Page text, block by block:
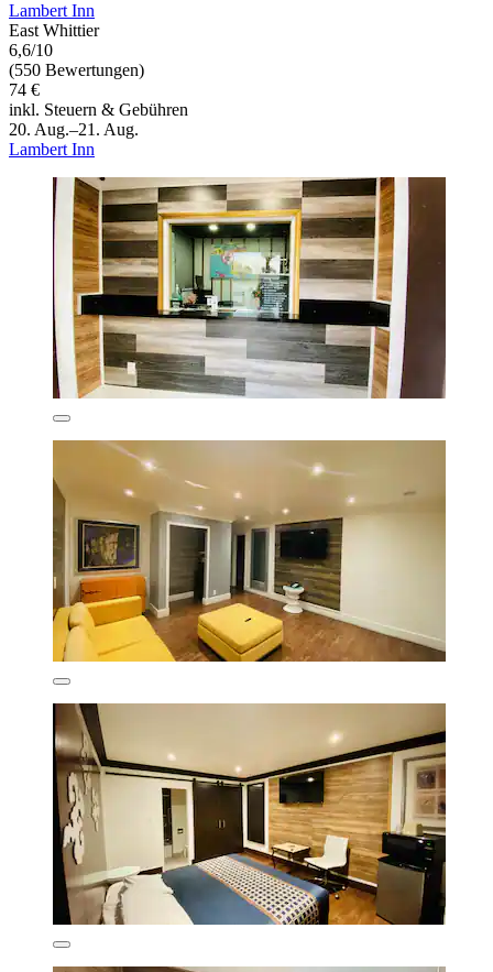
Lambert Inn
East Whittier
6,6/10
(550 Bewertungen)
74 €
inkl. Steuern & Gebühren
20. Aug.–21. Aug.
Lambert Inn